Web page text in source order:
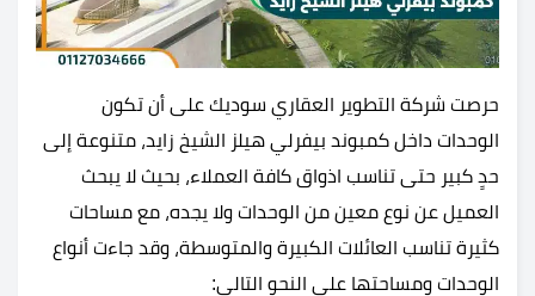
حرصت شركة التطوير العقاري سوديك على أن تكون
الوحدات داخل كمبوند بيفرلي هيلز الشيخ زايد، متنوعة إلى
حدٍ كبير حتى تناسب اذواق كافة العملاء، بحيث لا يبحث
العميل عن نوع معين من الوحدات ولا يجده، مع مساحات
كثيرة تناسب العائلات الكبيرة والمتوسطة، وقد جاءت أنواع
الوحدات ومساحتها على النحو التالي: